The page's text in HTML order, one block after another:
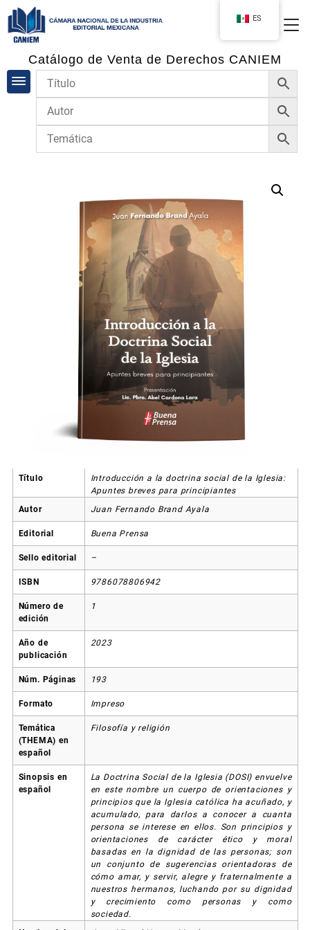
Catálogo de Venta de Derechos CANIEM
Título
Introducción a la doctrina social de la Iglesia:
Apuntes breves para principiantes
Autor
Juan Fernando Brand Ayala
Editorial Buena Prensa
Sello editorial –
ISBN 9786078806942
Número de
edición
1
Año de
publicación
2023
Núm. Páginas 193
Formato Impreso
Temática
(THEMA) en
español
Filosofía y religión
Sinopsis en
español
La Doctrina Social de la Iglesia (DOSI) envuelve
en este nombre un cuerpo de orientaciones y
principios que la Iglesia católica ha acuñado, y
acumulado, para darlos a conocer a cuanta
persona se interese en ellos. Son principios y
orientaciones de carácter ético y moral
basadas en la dignidad de las personas; son
un conjunto de sugerencias orientadoras de
cómo amar, y servir, alegre y fraternalmente a
nuestros hermanos, luchando por su dignidad
y crecimiento como personas y como
sociedad.
ES